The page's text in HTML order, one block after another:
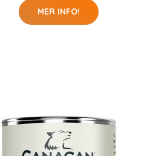
MER INFO!